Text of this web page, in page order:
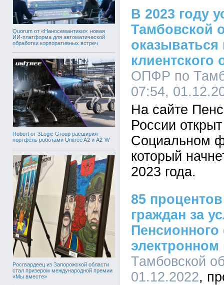
Quorum от «Наносемантики»: новая
ИИ-платформа для автоматической
обработки корпоративных встреч
Robort от 3Logic Group расширил
портфель роботами Unitree A2 и A2-W
Росгвардеец из Запорожской области
стал призером международной премии
«Мы вместе»
В 2023 году
Тамбовской
клиентского
ОПФР по
07:54,
На сайте
России
Социальном
который
2023 года.
85
граждан за
электронном
Тамбовской
01.12.2022